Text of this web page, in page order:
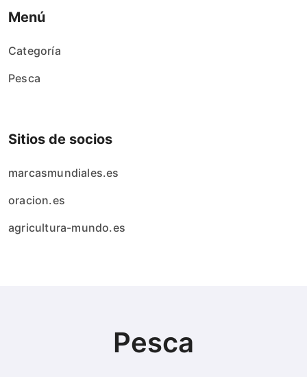
Menú
Categoría
Pesca
Sitios de socios
marcasmundiales.es
oracion.es
agricultura-mundo.es
Pesca